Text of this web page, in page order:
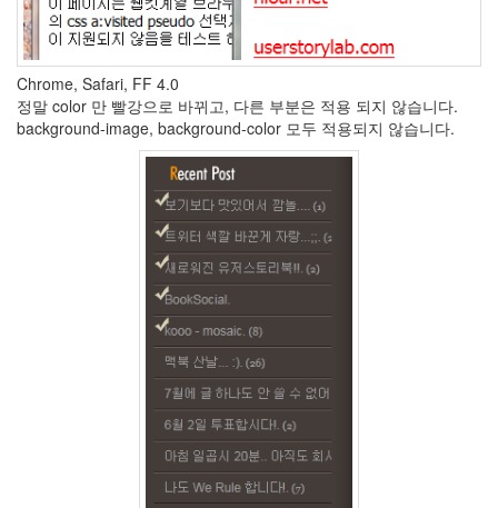
Chrome, Safari, FF 4.0
정말 color 만 빨강으로 바뀌고, 다른 부분은 적용 되지 않습니다.
background-image, background-color 모두 적용되지 않습니다.
Corinne
Bailey
Rae
지
난